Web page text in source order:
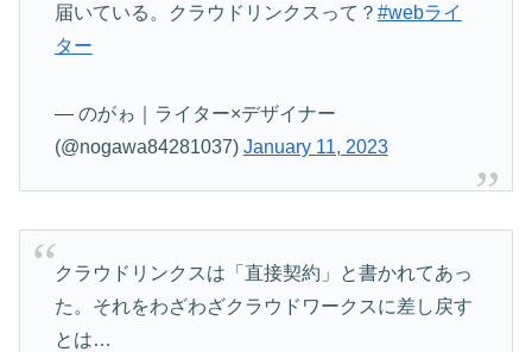
届いている。クラウドリンクスって？ #webライ
ター
— のがゎ｜ライター×デザイナー
(@nogawa84281037) January 11, 2023
クラウドリンクスは「直接契約」と書かれてあっ
た。それをわざわざクラウドワークスに差し戻す
とは…